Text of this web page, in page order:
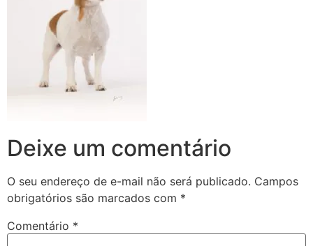
Deixe um comentário
O seu endereço de e-mail não será publicado. Campos
obrigatórios são marcados com *
Comentário *